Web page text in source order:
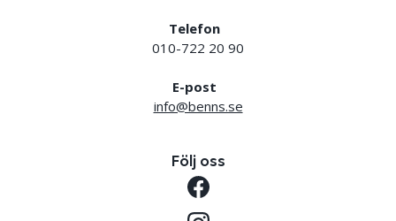
Telefon
010-722 20 90
E-post
info@benns.se
Följ oss